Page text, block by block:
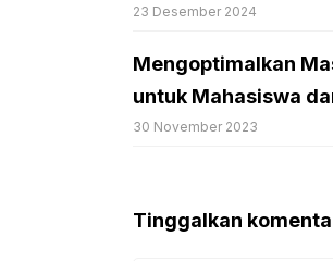
23 Desember 2024
Mengoptimalkan
untuk Mahasiswa
30 November 2023
Tinggalkan